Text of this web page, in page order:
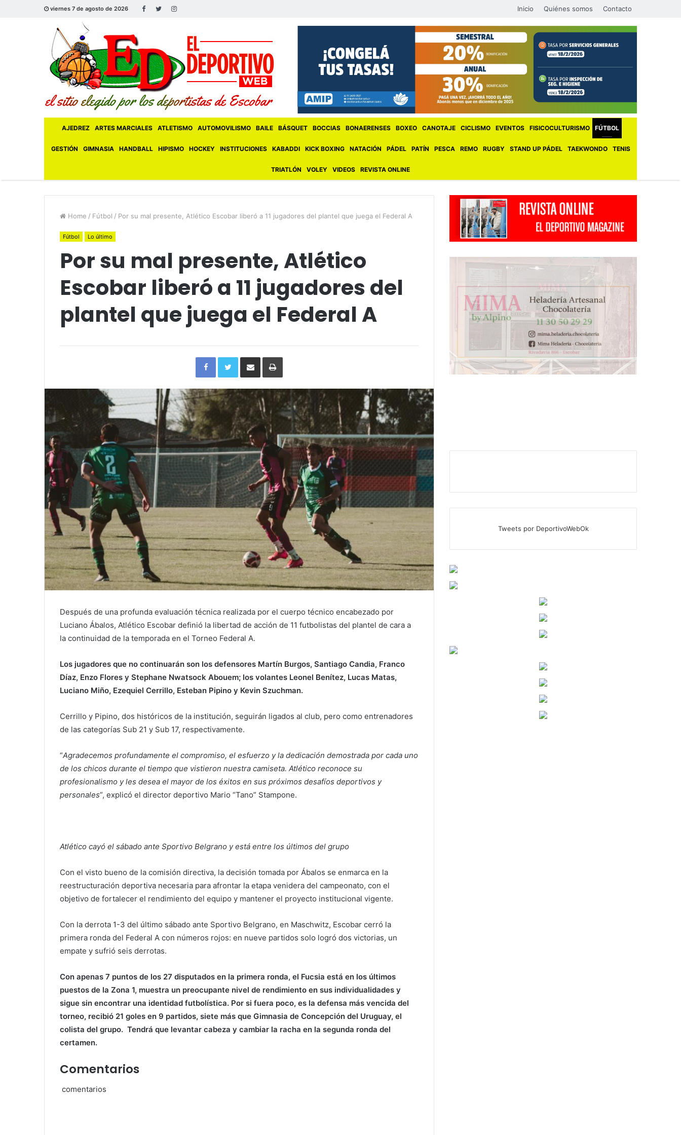
viernes 7 de agosto de 2026 Inicio Quiénes somos Contacto
AJEDREZ ARTES MARCIALES ATLETISMO AUTOMOVILISMO BAILE BÁSQUET BOCCIAS BONAERENSES BOXEO CANOTAJE CICLISMO EVENTOS FISICOCULTURISMO FÚTBOL
GESTIÓN GIMNASIA HANDBALL HIPISMO HOCKEY INSTITUCIONES KABADDI KICK BOXING NATACIÓN PÁDEL PATÍN PESCA REMO RUGBY STAND UP PÁDEL TAEKWONDO TENIS
TRIATLÓN VOLEY VIDEOS REVISTA ONLINE
Home / Fútbol / Por su mal presente, Atlético Escobar liberó a 11 jugadores del plantel que juega el Federal A
Fútbol Lo último
Por su mal presente, Atlético
Escobar liberó a 11 jugadores del
plantel que juega el Federal A
FacebookTwitterCompartirImprimir
Después de una profunda evaluación técnica realizada por el cuerpo técnico encabezado por
Luciano Ábalos, Atlético Escobar definió la libertad de acción de 11 futbolistas del plantel de cara a
la continuidad de la temporada en el Torneo Federal A.
Los jugadores que no continuarán son los defensores Martín Burgos, Santiago Candia, Franco
Díaz, Enzo Flores y Stephane Nwatsock Abouem; los volantes Leonel Benítez, Lucas Matas,
Luciano Miño, Ezequiel Cerrillo, Esteban Pipino y Kevin Szuchman.
Cerrillo y Pipino, dos históricos de la institución, seguirán ligados al club, pero como entrenadores
de las categorías Sub 21 y Sub 17, respectivamente.
“Agradecemos profundamente el compromiso, el esfuerzo y la dedicación demostrada por cada uno
de los chicos durante el tiempo que vistieron nuestra camiseta. Atlético reconoce su
profesionalismo y les desea el mayor de los éxitos en sus próximos desafíos deportivos y
personales”, explicó el director deportivo Mario “Tano” Stampone.
Atlético cayó el sábado ante Sportivo Belgrano y está entre los últimos del grupo
Con el visto bueno de la comisión directiva, la decisión tomada por Ábalos se enmarca en la
reestructuración deportiva necesaria para afrontar la etapa venidera del campeonato, con el
objetivo de fortalecer el rendimiento del equipo y mantener el proyecto institucional vigente.
Con la derrota 1-3 del último sábado ante Sportivo Belgrano, en Maschwitz, Escobar cerró la
primera ronda del Federal A con números rojos: en nueve partidos solo logró dos victorias, un
empate y sufrió seis derrotas.
Con apenas 7 puntos de los 27 disputados en la primera ronda, el Fucsia está en los últimos
puestos de la Zona 1, muestra un preocupante nivel de rendimiento en sus individualidades y
sigue sin encontrar una identidad futbolística. Por si fuera poco, es la defensa más vencida del
torneo, recibió 21 goles en 9 partidos, siete más que Gimnasia de Concepción del Uruguay, el
colista del grupo. Tendrá que levantar cabeza y cambiar la racha en la segunda ronda del
certamen.
Comentarios
comentarios
Tweets por DeportivoWebOk